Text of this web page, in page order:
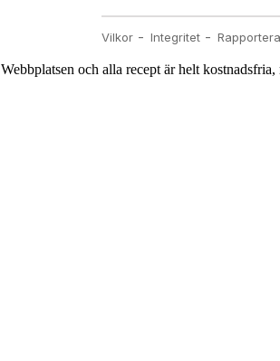
och alla recept är helt